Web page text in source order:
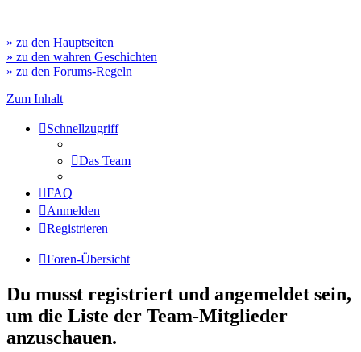
» zu den Hauptseiten
» zu den wahren Geschichten
» zu den Forums-Regeln
Zum Inhalt
Schnellzugriff
Das Team
FAQ
Anmelden
Registrieren
Foren-Übersicht
Du musst registriert und angemeldet sein,
um die Liste der Team-Mitglieder
anzuschauen.